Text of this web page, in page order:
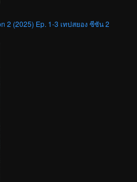
2 (2025) Ep. 1-3 เทปสยอง ซีซัน 2